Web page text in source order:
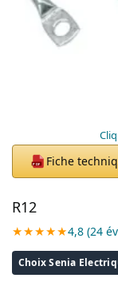
PDF Fiche
R12
★★★★★4,8 (24
Choix Senia